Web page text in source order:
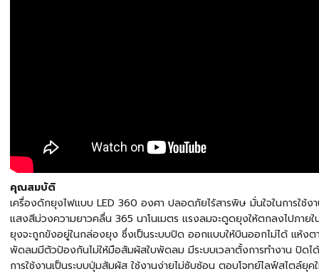
คุณสมบัติ
เครื่องดักยุงไฟแบบ LED 360 องศา ปลอดภัยไร้สารพิษ มั่นใจในการใช้ง
แสงสีม่วงความยาวคลื่น 365 นาโนเมตร แรงลมจะดูดยุงให้ตกลงไปภายใ
ยุงจะถูกขังอยู่ในกล่องยุง ซึ่งเป็นระบบปิด ออกแบบให้บินออกไม่ได้ แห้งต
พัดลมมีตัวป้องกันไม่ให้มือสัมผัสใบพัดลม มีระบบเวลาตั้งการทำงาน ปิดไ
การใช้งานเป็นระบบปุ่มสัมผัส ใช้งานง่ายไม่ซับซ้อน ตอบโจทย์ไลฟ์สไตล์ยุค